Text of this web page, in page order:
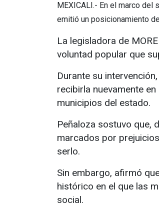
MEXICALI.- En el marco del
emitió un posicionamiento
La legisladora de
voluntad popular que
Durante su
recibirla nuevamente
municipios del estado.
Peñaloza sostuvo que,
marcados por
serlo.
Sin embargo, afirmó
histórico en el que las
social.